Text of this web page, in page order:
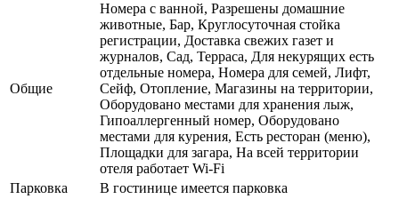
Общие
Номера с ванной, Разрешены домашние
животные, Бар, Круглосуточная стойка
регистрации, Доставка свежих газет и
журналов, Сад, Терраса, Для некурящих есть
отдельные номера, Номера для семей, Лифт,
Сейф, Отопление, Магазины на территории,
Оборудовано местами для хранения лыж,
Гипоаллергенный номер, Оборудовано
местами для курения, Есть ресторан (меню),
Площадки для загара, На всей территории
отеля работает Wi-Fi
Парковка
В гостинице имеется парковка